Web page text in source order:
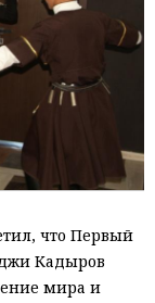
что Первый
Кадыров
мира и